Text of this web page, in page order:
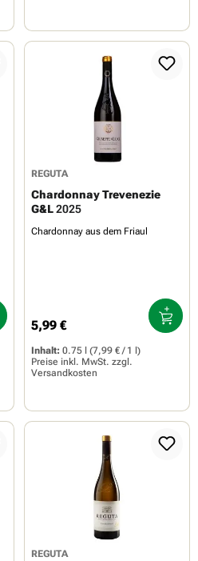
REGUTA
Chardonnay Trevenezie
G&L2025
Chardonnay aus dem Friaul
Regulärer Preis:
5,99 €
Inhalt: 0.75 l
(7,99 € / 1 l)
Preise inkl. MwSt. zzgl.
Versandkosten
REGUTA